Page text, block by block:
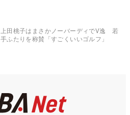
上田桃子はまさかノーバーディでV逸 若
手ふたりを称賛「すごくいいゴルフ」